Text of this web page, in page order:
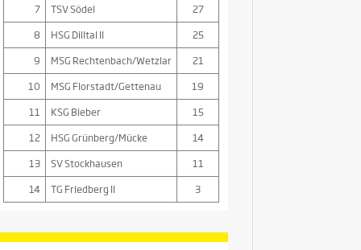
7
TSV Södel
27
8
HSG Dilltal II
25
9
MSG Rechtenbach/Wetzlar
21
10
MSG Florstadt/Gettenau
19
11
KSG Bieber
15
12
HSG Grünberg/Mücke
14
13
SV Stockhausen
11
14
TG Friedberg II 3